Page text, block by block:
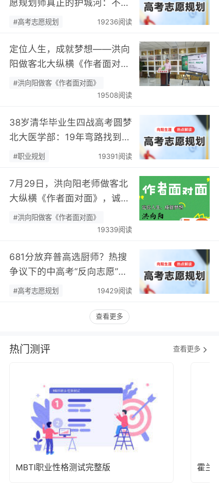
愿规划师真正的护城河：不靠
数据，靠“人”…
#高考志愿规划 19236阅读
定位人生，成就梦想——洪向
阳做客北大纵横《作者面对
面》开展职业规划专题分享…
#洪向阳做客《作者面对面》
19508阅读
38岁清华毕业生四战高考圆梦
北大医学部：19年弯路找到终
身热爱，可幸又可惜！…
#职业规划 19391阅读
7月29日，洪向阳老师做客北
大纵横《作者面对面》，诚邀
您现场相聚！…
#洪向阳做客《作者面对面》
19339阅读
681分放弃普高选厨师？热搜
争议下的中高考“反向志愿”
潮，藏着职业规划新逻辑…
#高考志愿规划 19429阅读
查看更多
热门测评 查看更多
MBTI职业性格测试完整版 霍兰